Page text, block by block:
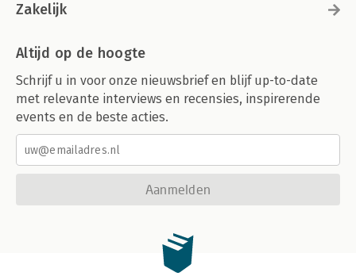
Zakelijk
Altijd op de hoogte
Schrijf u in voor onze nieuwsbrief en blijf up-to-date
met relevante interviews en recensies, inspirerende
events en de beste acties.
Aanmelden